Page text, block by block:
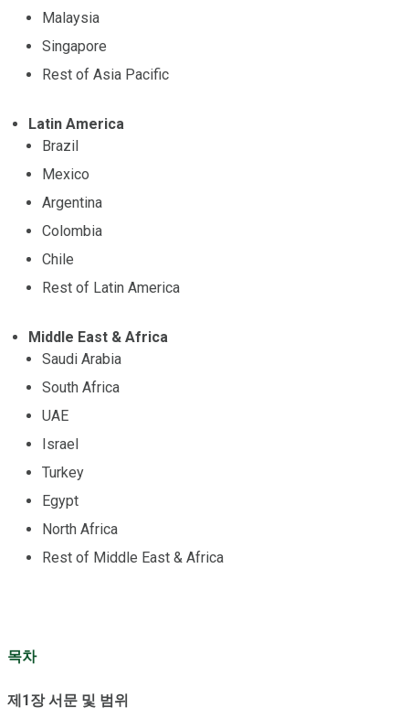
Malaysia
Singapore
Rest of Asia Pacific
Latin America
Brazil
Mexico
Argentina
Colombia
Chile
Rest of Latin America
Middle East & Africa
Saudi Arabia
South Africa
UAE
Israel
Turkey
Egypt
North Africa
Rest of Middle East & Africa
목차
제1장 서문 및 범위